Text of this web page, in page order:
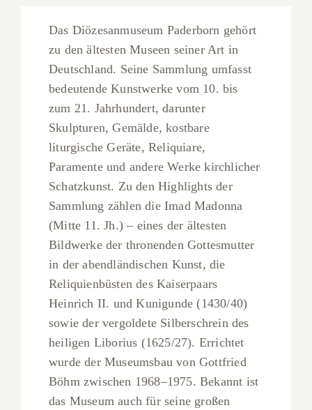
Das Diözesanmuseum Paderborn gehört
zu den ältesten Museen seiner Art in
Deutschland. Seine Sammlung umfasst
bedeutende Kunstwerke vom 10. bis
zum 21. Jahrhundert, darunter
Skulpturen, Gemälde, kostbare
liturgische Geräte, Reliquiare,
Paramente und andere Werke kirchlicher
Schatzkunst. Zu den Highlights der
Sammlung zählen die Imad Madonna
(Mitte 11. Jh.) – eines der ältesten
Bildwerke der thronenden Gottesmutter
in der abendländischen Kunst, die
Reliquienbüsten des Kaiserpaars
Heinrich II. und Kunigunde (1430/40)
sowie der vergoldete Silberschrein des
heiligen Liborius (1625/27). Errichtet
wurde der Museumsbau von Gottfried
Böhm zwischen 1968–1975. Bekannt ist
das Museum auch für seine großen